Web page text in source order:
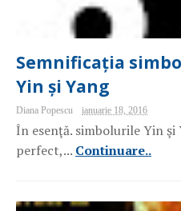
Semnificația
Yin și Yang
Diana Popescu ianuarie 18, 2016
În esenţă. simbolurile Yin
perfect,... Continuare..